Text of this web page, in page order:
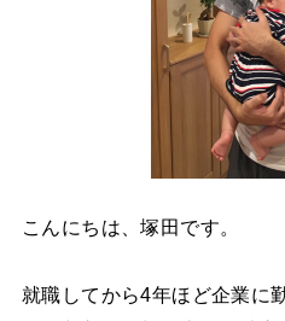
こんにちは、塚田です。
就職してから4年ほど企業に